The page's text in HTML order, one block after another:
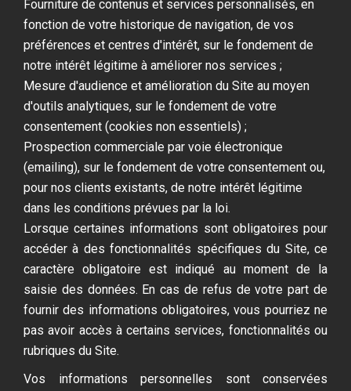
Fourniture de contenus et services personnalisés, en
fonction de votre historique de navigation, de vos
préférences et centres d'intérêt, sur le fondement de
notre intérêt légitime à améliorer nos services ;
Mesure d'audience et amélioration du Site au moyen
d'outils analytiques, sur le fondement de votre
consentement (cookies non essentiels) ;
Prospection commerciale par voie électronique
(emailing), sur le fondement de votre consentement ou,
pour nos clients existants, de notre intérêt légitime
dans les conditions prévues par la loi.
Lorsque certaines informations sont obligatoires pour
accéder à des fonctionnalités spécifiques du Site, ce
caractère obligatoire est indiqué au moment de la
saisie des données. En cas de refus de votre part de
fournir des informations obligatoires, vous pourriez ne
pas avoir accès à certains services, fonctionnalités ou
rubriques du Site.
Vos informations personnelles sont conservées